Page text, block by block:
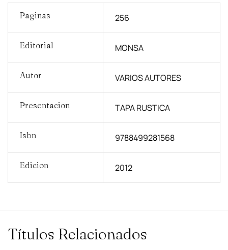
Paginas 256
Editorial MONSA
Autor VARIOS AUTORES
Presentacion TAPA RUSTICA
Isbn 9788499281568
Edicion 2012
Títulos Relacionados